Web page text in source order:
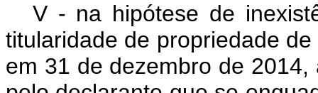
V - na hipótese de
titularidade de propriedade
em 31 de dezembro de